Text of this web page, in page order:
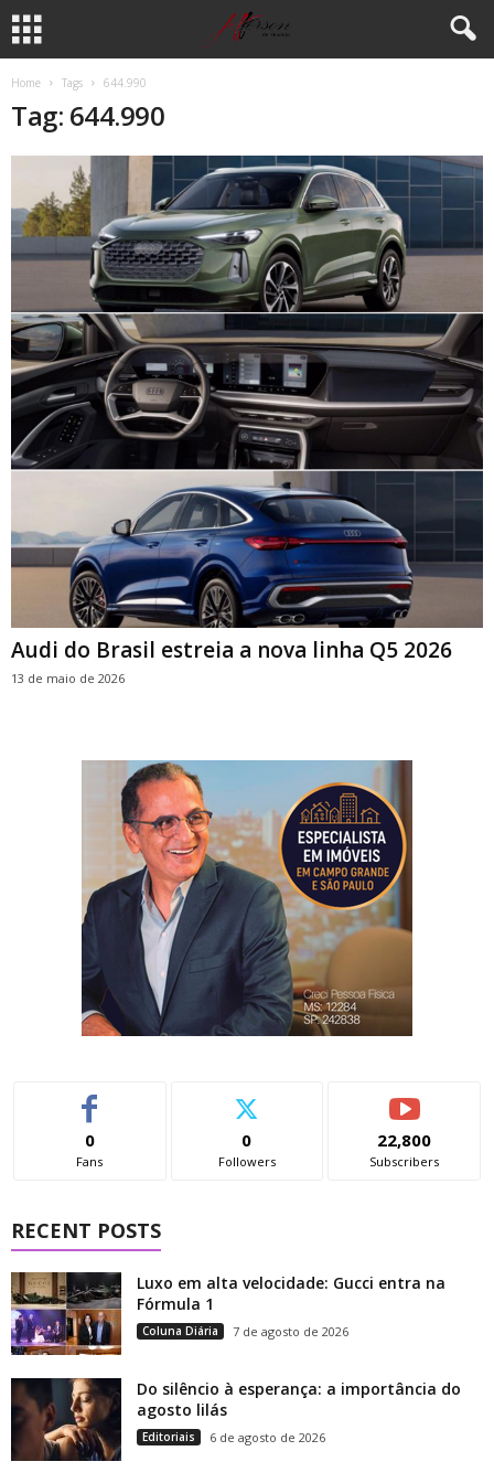
Home Tags 644.990
Tag: 644.990
Audi do Brasil estreia a nova linha Q5 2026
13 de maio de 2026
0
Fans
0
Followers
22,800
Subscribers
RECENT POSTS
Luxo em alta velocidade: Gucci entra na
Fórmula 1
Coluna Diária 7 de agosto de 2026
Do silêncio à esperança: a importância do
agosto lilás
Editoriais 6 de agosto de 2026